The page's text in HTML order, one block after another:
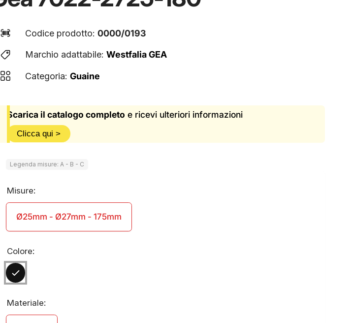
Codice prodotto:0000/0193
Marchio adattabile:Westfalia GEA
Categoria:Guaine
Scarica il catalogo completo e ricevi ulteriori informazioni
Clicca qui >
Legenda misure: A - B - C
Misure:
Ø25mm - Ø27mm - 175mm
Colore:
Materiale: